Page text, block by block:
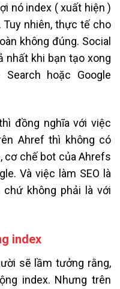
nó index ( xuất hiện )
Tuy nhiên, thực tế cho
không đúng. Social
nhất khi bạn tạo xong
hoặc Google
đồng nghĩa với việc
Ahref thì không có
cơ chế bot của Ahrefs
Và việc làm SEO là
chứ không phải là với
index
sẽ lầm tưởng rằng,
index. Nhưng trên